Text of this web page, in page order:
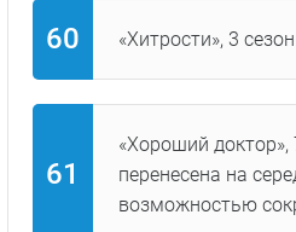
«Хитрости», 3 сезон
«Хороший
перенесена на
возможностью